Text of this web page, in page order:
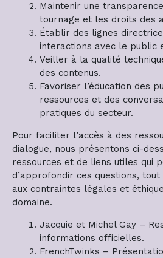
Maintenir une
tournage et les droits des
Établir des lignes
interactions avec le public
Veiller à la qualité
des contenus.
Favoriser l’éducation des
ressources et des
pratiques du secteur.
Pour faciliter l’accès à des
dialogue, nous présentons ci-
ressources et de liens utiles qui
d’approfondir ces questions,
aux contraintes légales et
domaine.
Jacquie et Michel Gay –
informations officielles.
FrenchTwinks –